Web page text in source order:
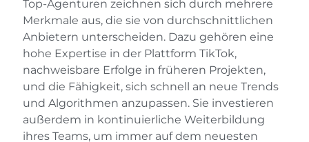
Top-Agenturen zeichnen sich durch mehrere
Merkmale aus, die sie von durchschnittlichen
Anbietern unterscheiden. Dazu gehören eine
hohe Expertise in der Plattform TikTok,
nachweisbare Erfolge in früheren Projekten,
und die Fähigkeit, sich schnell an neue Trends
und Algorithmen anzupassen. Sie investieren
außerdem in kontinuierliche Weiterbildung
ihres Teams, um immer auf dem neuesten